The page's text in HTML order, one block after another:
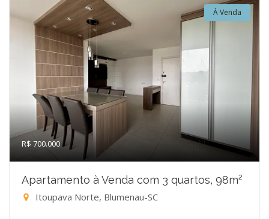
À Venda
R$ 700.000
Apartamento à Venda com 3 quartos, 98m²
Itoupava Norte, Blumenau-SC